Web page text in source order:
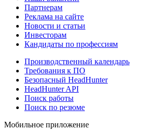
Партнерам
Реклама на сайте
Новости и статьи
Инвесторам
Кандидаты по профессиям
Производственный календарь
Требования к ПО
Безопасный HeadHunter
HeadHunter API
Поиск работы
Поиск по резюме
Мобильное приложение